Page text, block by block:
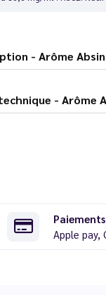
Description -
Fiche
Apple pay,